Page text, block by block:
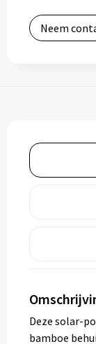
Neem
Deze solar-
bamboe